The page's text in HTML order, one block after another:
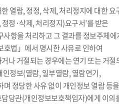
열람, 정정, 삭제, 처리정지에 대한 요
정·삭제, 처리정지)요구서’를 받은
사항을 처리하고 그 결과를 정보주체에
법」에서 명시한 사유로 인하여
나 거절되는 경우에는 연기 또는 거절
정보(열람, 일부열람, 열람연기,
정당한 사유 없이 개인정보 열람 등을
당관(개인정보보호책임자)에게 이의